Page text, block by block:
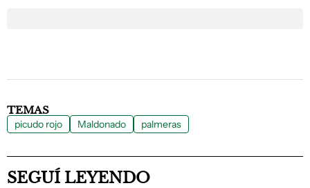
TEMAS
picudo rojo Maldonado palmeras
SEGUÍ LEYENDO